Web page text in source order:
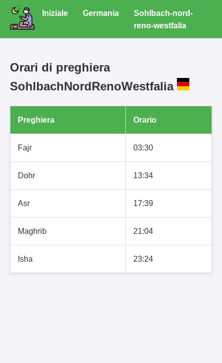
Iniziale Germania
Sohlbach-nord-
reno-westfalia
Orari di preghiera
SohlbachNordRenoWestfalia
Preghiera Orario
Fajr 03:30
Dohr 13:34
Asr 17:39
Maghrib 21:04
Isha 23:24